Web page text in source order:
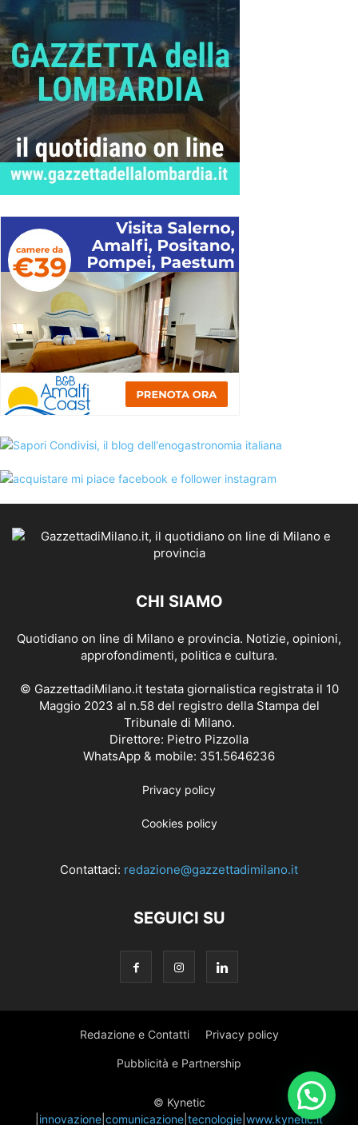
CHI SIAMO
Quotidiano on line di Milano e provincia. Notizie, opinioni,
approfondimenti, politica e cultura.
© GazzettadiMilano.it testata giornalistica registrata il 10
Maggio 2023 al n.58 del registro della Stampa del
Tribunale di Milano.
Direttore: Pietro Pizzolla
WhatsApp & mobile: 351.5646236
Privacy policy
Cookies policy
Contattaci: redazione@gazzettadimilano.it
SEGUICI SU
Redazione e Contatti Privacy policy
Pubblicità e Partnership
© Kynetic
innovazione comunicazione tecnologie www.kynetic.it